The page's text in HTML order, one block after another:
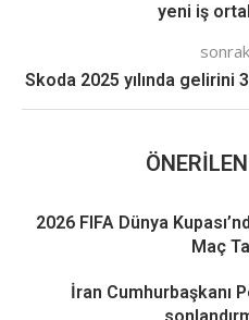
yeni iş
Skoda 2025 yılında
2026 FIFA Dünya
Maç
İran Cumhurbaşkanı